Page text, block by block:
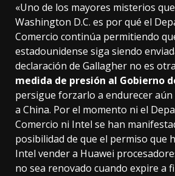
«Uno de los mayores misterios
Washington D.C. es por qué el
Comercio continúa permitiendo
estadounidense siga siendo
declaración de Gallagher no es
medida de presión al Gobierno
persigue forzarlo a endurecer aún
a China. Por el momento ni el
Comercio ni Intel se han
posibilidad de que el permiso que
Intel vender a Huawei
no sea renovado cuando expire a